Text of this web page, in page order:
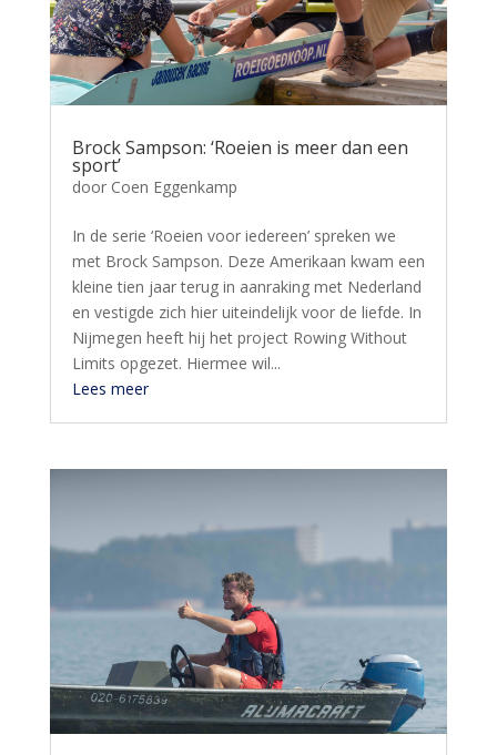
Brock Sampson: ‘Roeien is meer dan een
sport’
door Coen Eggenkamp
In de serie ‘Roeien voor iedereen’ spreken we
met Brock Sampson. Deze Amerikaan kwam een
kleine tien jaar terug in aanraking met Nederland
en vestigde zich hier uiteindelijk voor de liefde. In
Nijmegen heeft hij het project Rowing Without
Limits opgezet. Hiermee wil...
Lees meer